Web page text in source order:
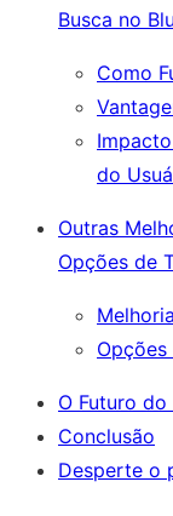
Busca no
Como
do
Outras
Opções de
O Futuro
Conclusão
Desperte o